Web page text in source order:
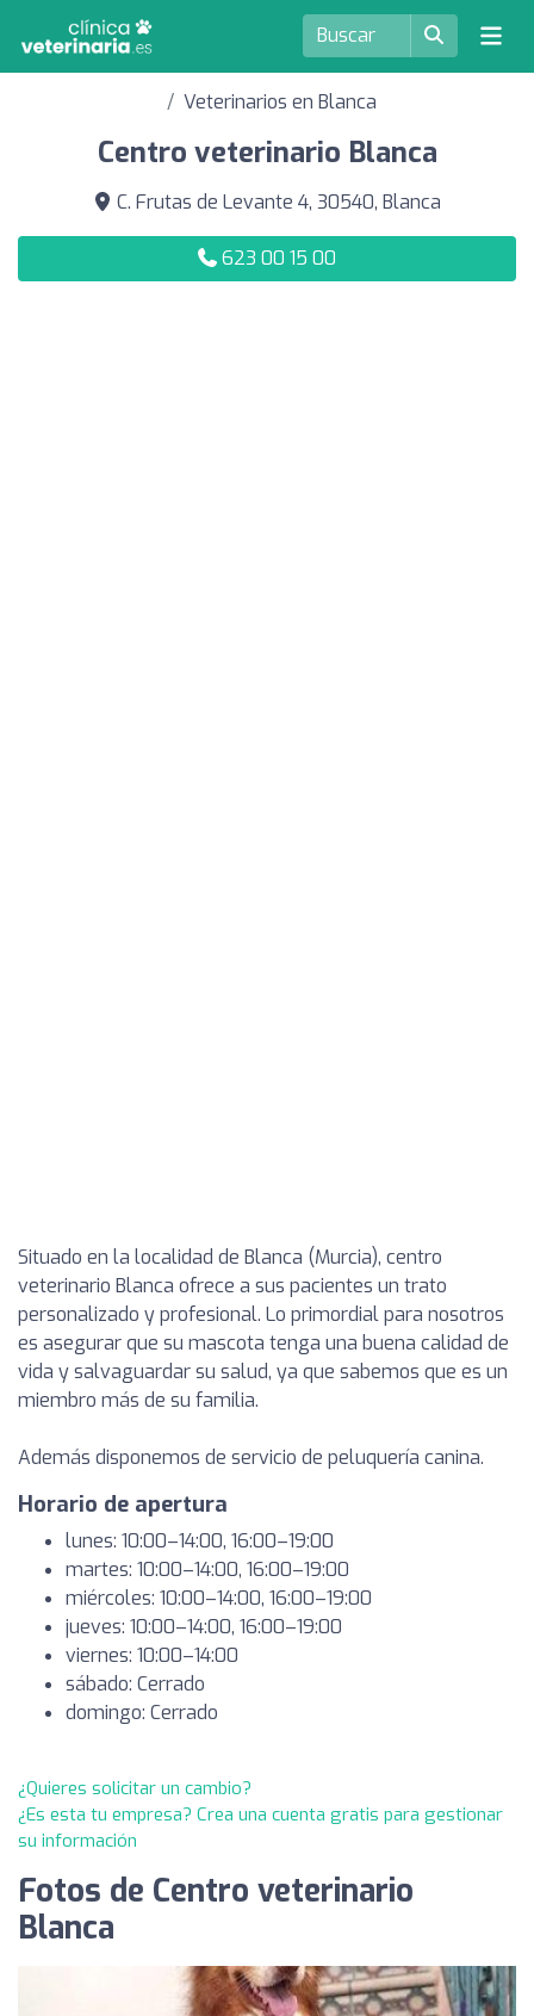
Veterinarios en Blanca
Centro veterinario Blanca
C. Frutas de Levante 4, 30540, Blanca
623 00 15 00
Situado en la localidad de Blanca (Murcia), centro
veterinario Blanca ofrece a sus pacientes un trato
personalizado y profesional. Lo primordial para nosotros
es asegurar que su mascota tenga una buena calidad de
vida y salvaguardar su salud, ya que sabemos que es un
miembro más de su familia.
Además disponemos de servicio de peluquería canina.
Horario de apertura
lunes: 10:00–14:00, 16:00–19:00
martes: 10:00–14:00, 16:00–19:00
miércoles: 10:00–14:00, 16:00–19:00
jueves: 10:00–14:00, 16:00–19:00
viernes: 10:00–14:00
sábado: Cerrado
domingo: Cerrado
¿Quieres solicitar un cambio?
¿Es esta tu empresa? Crea una cuenta gratis para gestionar
su información
Fotos de Centro veterinario
Blanca